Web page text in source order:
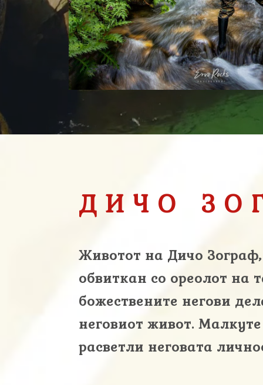
ДИЧО
Животот на Дичо
обвиткан со ореолот на
божествените негови
неговиот живот.
расветли неговата